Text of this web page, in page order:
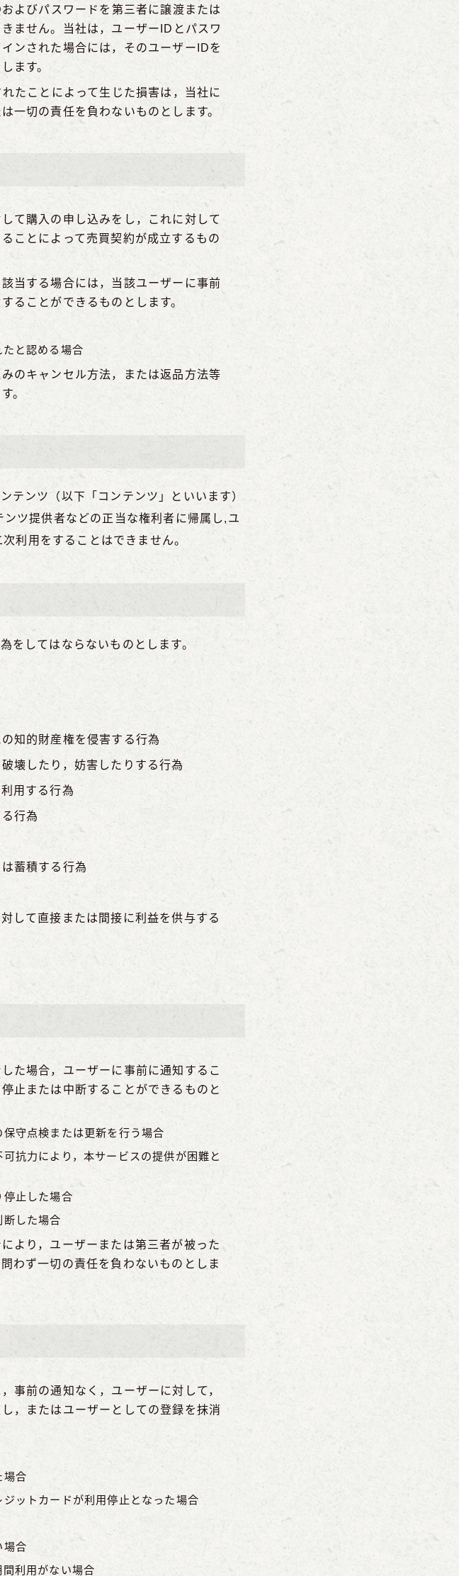
よびパスワードを第三者に譲渡または
ません。当社は，ユーザーIDとパスワ
ンされた場合には，そのユーザーIDを
ます。
たことによって生じた損害は，当社に
一切の責任を負わないものとします。
て購入の申し込みをし，これに対して
ことによって売買契約が成立するもの
当する場合には，当該ユーザーに事前
ることができるものとします。
と認める場合
のキャンセル方法，または返品方法等
。
テンツ（以下「コンテンツ」といいます）
ツ提供者などの正当な権利者に帰属し,ユ
利用をすることはできません。
をしてはならないものとします。
知的財産権を侵害する行為
壊したり，妨害したりする行為
用する行為
行為
蓄積する行為
して直接または間接に利益を供与する
た場合，ユーザーに事前に通知するこ
止または中断することができるものと
守点検または更新を行う場合
抗力により，本サービスの提供が困難と
停止した場合
断した場合
より，ユーザーまたは第三者が被った
わず一切の責任を負わないものとしま
事前の通知なく，ユーザーに対して，
，またはユーザーとしての登録を抹消
場合
ットカードが利用停止となった場合
場合
利用がない場合